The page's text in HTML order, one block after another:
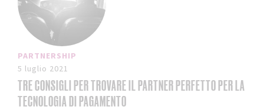
PARTNERSHIP
5 luglio 2021
TRE CONSIGLI PER TROVARE IL PARTNER PERFETTO PER LA
TECNOLOGIA DI PAGAMENTO